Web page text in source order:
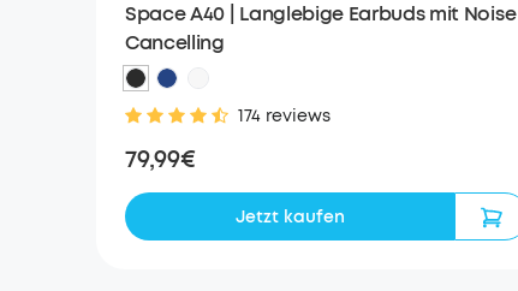
Space A40 | Langlebige Earbuds mit Noise
Cancelling
174 reviews
79,99€
Jetzt kaufen